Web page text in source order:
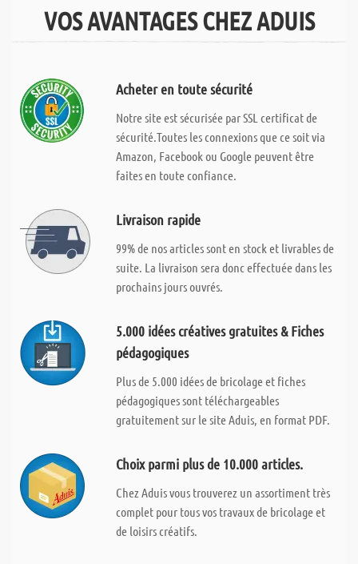
VOS AVANTAGES CHEZ ADUIS
Acheter en toute sécurité
Notre site est sécurisée par SSL certificat de
sécurité.Toutes les connexions que ce soit via
Amazon, Facebook ou Google peuvent être
faites en toute confiance.
Livraison rapide
99% de nos articles sont en stock et livrables de
suite. La livraison sera donc effectuée dans les
prochains jours ouvrés.
5.000 idées créatives gratuites & Fiches
pédagogiques
Plus de 5.000 idées de bricolage et fiches
pédagogiques sont téléchargeables
gratuitement sur le site Aduis, en format PDF.
Choix parmi plus de 10.000 articles.
Chez Aduis vous trouverez un assortiment très
complet pour tous vos travaux de bricolage et
de loisirs créatifs.